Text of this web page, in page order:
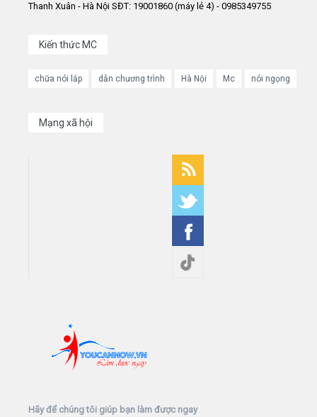
Thanh Xuân - Hà Nội SĐT: 19001860 (máy lẻ 4) - 0985349755
Kiến thức MC
chữa nói lắp dẫn chương trình Hà Nội Mc nói ngọng
Mạng xã hội
Hãy để chúng tôi giúp bạn làm được ngay